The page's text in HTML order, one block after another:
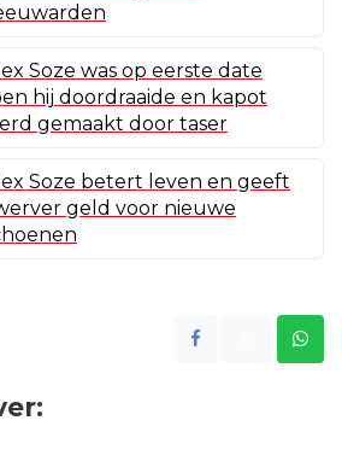
Soze was op eerste date
hij doordraaide en kapot
gemaakt door taser
Soze betert leven en geeft
geld voor nieuwe